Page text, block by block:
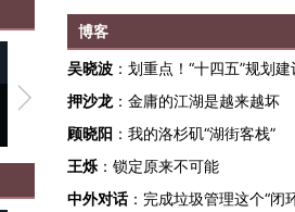
马航飞行员跨国走私7万
要防空导弹“救急”
博客
吴晓波 ： 划重点！“十四五”规划
押沙龙 ： 金庸的江湖是越来越坏
顾晓阳 ： 我的洛杉矶“湖街客栈”
王烁 ： 锁定原来不可能
中外对话： 完成垃圾管理这个“闭